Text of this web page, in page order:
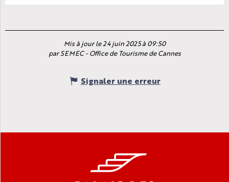
Mis à jour le 24 juin 2025 à 09:50
par SEMEC - Office de Tourisme de Cannes
Signaler une erreur